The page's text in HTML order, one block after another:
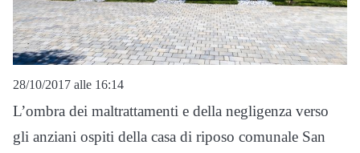
28/10/2017 alle 16:14
L’ombra dei maltrattamenti e della negligenza verso
gli anziani ospiti della casa di riposo comunale San